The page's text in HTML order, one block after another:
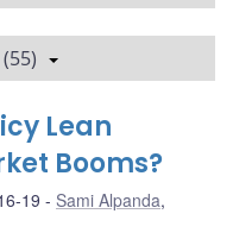
Lean
Booms?
19 Sami Alpanda,